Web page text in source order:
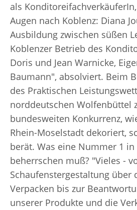
als
Augen nach Koblenz: Diana
Ausbildung zwischen süßen
Koblenzer Betrieb des
Doris und Jean Warnicke,
Baumann", absolviert. Beim
des Praktischen
norddeutschen Wolfenbüttel
bundesweiten Konkurrenz,
Rhein-Moselstadt dekoriert,
berät. Was eine Nummer 1
beherrschen muß? "Vieles -
Schaufenstergestaltung über
Verpacken bis zur
unserer Produkte und die